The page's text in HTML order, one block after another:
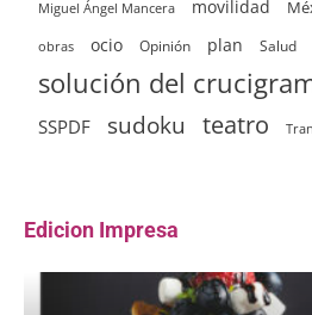
Miguel Ángel Mancera movilidad
obras ocio Opinión plan Salud
solución del
SSPDF sudoku teatro
Edicion Impresa